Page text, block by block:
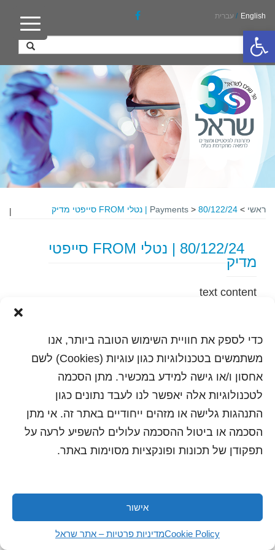
פתח סרגל נגישות
כדי לספק את חוויית השימוש הטובה ביותר, אנו
משתמשים בטכנולוגיות כגון עוגיות (Cookies) לשם
אחסון ו/או גישה למידע במכשיר. מתן הסכמה
לטכנולוגיות אלה יאפשר לנו לעבד נתונים כגון
התנהגות גלישה או מזהים ייחודיים באתר זה. אי מתן
הסכמה או ביטול ההסכמה עלולים להשפיע לרעה על
תפקודן של תכונות ופונקציות מסוימות באתר.
אישור
Cookie Policyמדיניות פרטיות – אתר שראל
English
/ עברית
ראשי >
Payments > 80/122/24 | נטלי FROM סייפטי מדיק |
80/122/24 | נטלי FROM סייפטי
מדיק
text content
כל הזכויות שמורות לשראל 2018 | עיצוב ותכנות: סטודיו
"היוצרים"